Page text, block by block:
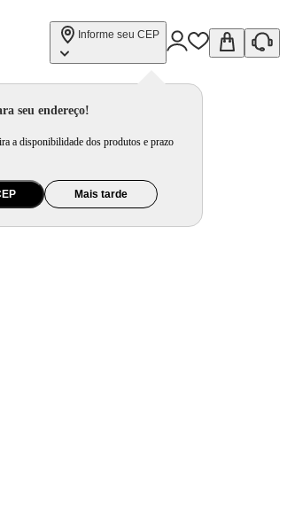
Informe seu CEP
seu endereço!
a disponibilidade dos produtos e prazo
Mais tarde